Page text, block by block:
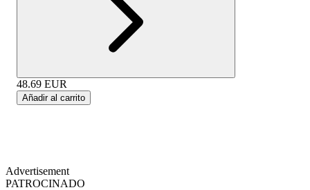
48.69 EUR
Añadir al carrito
Advertisement
PATROCINADO